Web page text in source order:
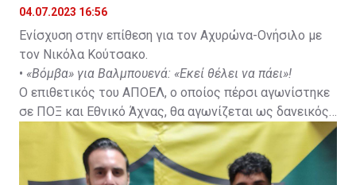
04.07.2023 16:56
Ενίσχυση στην επίθεση για τον Αχυρώνα-Ονήσιλο με
τον Νικόλα Κούτσακο.
• «Βόμβα» για Βαλμπουενά: «Εκεί θέλει να πάει»!
Ο επιθετικός του ΑΠΟΕΛ, ο οποίος πέρσι αγωνίστηκε
σε ΠΟΞ και Εθνικό Άχνας, θα αγωνίζεται ως δανεικός
με τα χρώματα του Αχυρώνα από την νέα αγωνιστική